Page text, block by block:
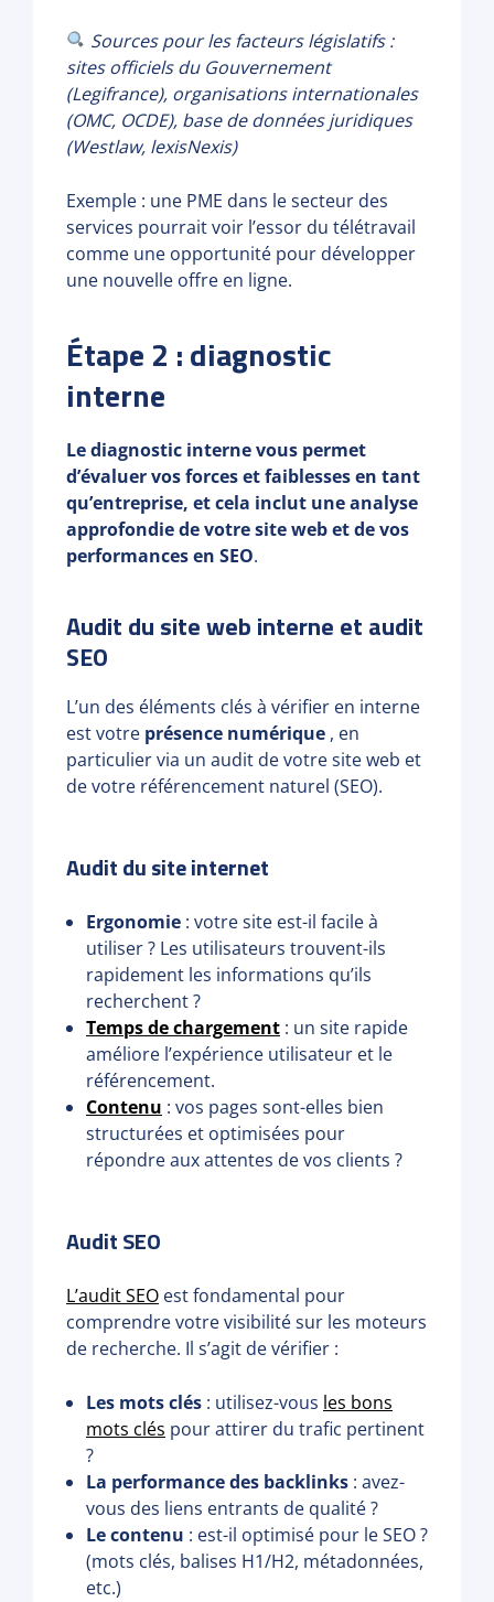
Sources pour les facteurs législatifs :
sites officiels du Gouvernement
(Legifrance), organisations internationales
(OMC, OCDE), base de données juridiques
(Westlaw, lexisNexis)
Exemple : une PME dans le secteur des
services pourrait voir l’essor du télétravail
comme une opportunité pour développer
une nouvelle offre en ligne.
Étape 2 : diagnostic
interne
Le diagnostic interne vous permet
d’évaluer vos forces et faiblesses en tant
qu’entreprise, et cela inclut une analyse
approfondie de votre site web et de vos
performances en SEO.
Audit du site web interne et audit
SEO
L’un des éléments clés à vérifier en interne
est votre présence numérique , en
particulier via un audit de votre site web et
de votre référencement naturel (SEO).
Audit du site internet
Ergonomie : votre site est-il facile à
utiliser ? Les utilisateurs trouvent-ils
rapidement les informations qu’ils
recherchent ?
Temps de chargement : un site rapide
améliore l’expérience utilisateur et le
référencement.
Contenu : vos pages sont-elles bien
structurées et optimisées pour
répondre aux attentes de vos clients ?
Audit SEO
L’audit SEO est fondamental pour
comprendre votre visibilité sur les moteurs
de recherche. Il s’agit de vérifier :
Les mots clés : utilisez-vous les bons
mots clés pour attirer du trafic pertinent
?
La performance des backlinks : avez-
vous des liens entrants de qualité ?
Le contenu : est-il optimisé pour le SEO ?
(mots clés, balises H1/H2, métadonnées,
etc.)